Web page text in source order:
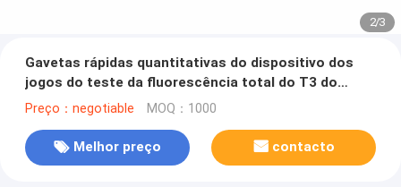
2/3
Gavetas rápidas quantitativas do dispositivo dos
jogos do teste da fluorescência total do T3 do
Triiodothyronine
Preço：negotiable MOQ：1000
Melhor preço contacto